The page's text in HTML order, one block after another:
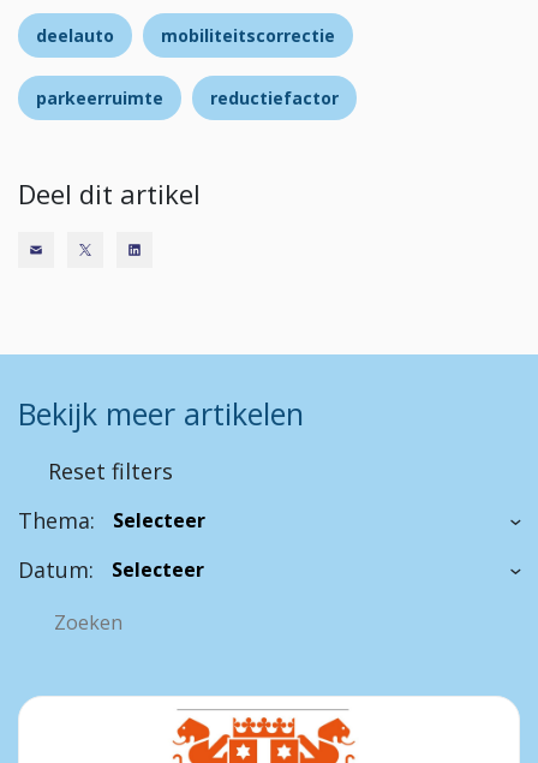
deelauto mobiliteitscorrectie
parkeerruimte reductiefactor
Deel dit artikel
Bekijk meer artikelen
Reset filters
Thema:
Datum: